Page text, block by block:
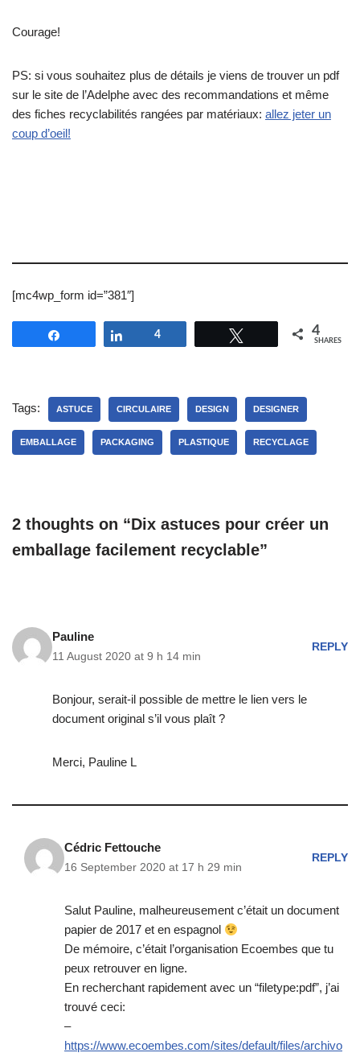
Courage!
PS: si vous souhaitez plus de détails je viens de trouver un pdf
sur le site de l’Adelphe avec des recommandations et même
des fiches recyclabilités rangées par matériaux: allez jeter un
coup d’oeil!
[mc4wp_form id=”381″]
Share
4 4
SHARES
Tags: ASTUCE CIRCULAIRE DESIGN DESIGNER
EMBALLAGE PACKAGING PLASTIQUE RECYCLAGE
2 thoughts on “Dix astuces pour créer un
emballage facilement recyclable”
Pauline
11 August 2020 at 9 h 14 min
REPLY
Bonjour, serait-il possible de mettre le lien vers le
document original s’il vous plaît ?
Merci, Pauline L
Cédric Fettouche
16 September 2020 at 17 h 29 min
REPLY
Salut Pauline, malheureusement c’était un document
papier de 2017 et en espagnol
De mémoire, c’était l’organisation Ecoembes que tu
peux retrouver en ligne.
En recherchant rapidement avec un “filetype:pdf”, j’ai
trouvé ceci:
–
https://www.ecoembes.com/sites/default/files/archivo